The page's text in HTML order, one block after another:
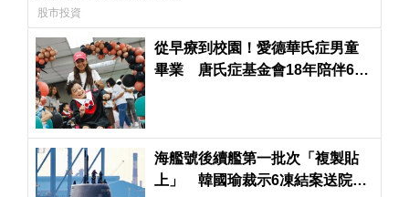
股市投資
從早療到校園！愛德華氏症男童
畢業 唐氏症基金會18年陪伴600
海艦號後續艦第一批次「複製貼
上」 韓國瑜裁示6凍結案送院會